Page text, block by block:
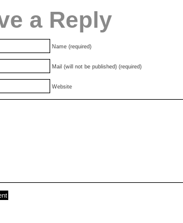
a Reply
Name (required)
Mail (will not be published) (required)
Website